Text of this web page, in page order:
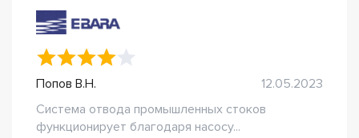
Попов В.Н.
12.05.2023
Система отвода промышленных стоков
функционирует благодаря насосу...